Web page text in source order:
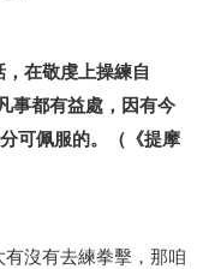
在敬虔上操練自
事都有益處，因有今
可佩服的。（《提摩
沒有去練拳擊，那咱